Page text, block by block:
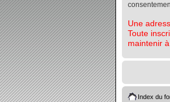
Une
Toute
maintenir
Index du